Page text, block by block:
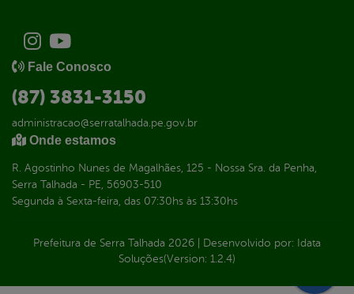
Fale Conosco
(87) 3831-3150
administracao@serratalhada.pe.gov.br
Onde estamos
R. Agostinho Nunes de Magalhães, 125 - Nossa Sra. da Penha,
Serra Talhada - PE, 56903-510
Segunda à Sexta-feira, das 07:30hs às 13:30hs
Prefeitura de Serra Talhada 2026 Desenvolvido por: Idata
Soluções(Version: 1.2.4)